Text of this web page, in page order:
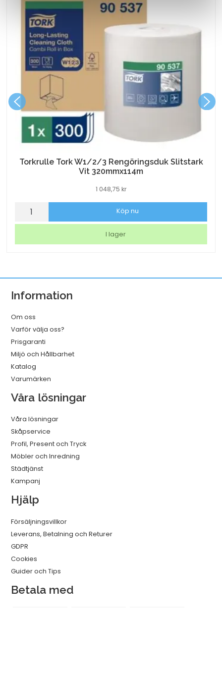
Torkrulle Tork W1/2/3 Rengöringsduk Slitstark
Vit 320mmx114m
1 048,75 kr
Torkrulle
Rengöringsduk
320mmx114m
mängd
Köp nu
I lager
Information
Om oss
Varför välja oss?
Prisgaranti
Miljö och Hållbarhet
Katalog
Varumärken
Våra lösningar
Våra lösningar
Skåpservice
Profil, Present och Tryck
Möbler och Inredning
Städtjänst
Kampanj
Hjälp
Försäljningsvillkor
Leverans, Betalning och Returer
GDPR
Cookies
Guider och Tips
Betala med